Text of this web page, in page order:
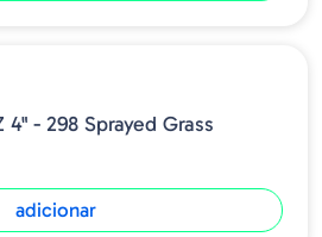
- 298 Sprayed Grass
adicionar